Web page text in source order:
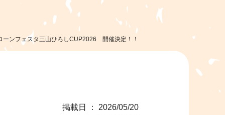
ーンフェスタ三山ひろしCUP2026 開催決定！！
掲載日 ： 2026/05/20